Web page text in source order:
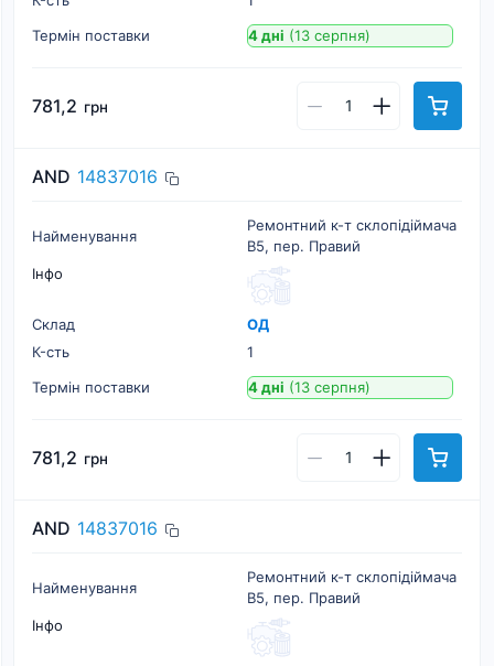
Термін поставки
4 дні (13 серпня)
781,2 грн
AND 14837016
Найменування
Ремонтний к-т склопідіймача
B5, пер. Правий
Інфо
Склад
ОД
К-cть
1
Термін поставки
4 дні (13 серпня)
781,2 грн
AND 14837016
Найменування
Ремонтний к-т склопідіймача
B5, пер. Правий
Інфо